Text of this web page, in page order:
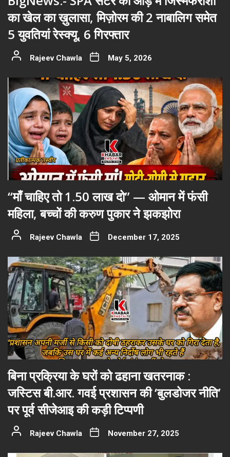
का खेल का ख़ुलासा, मिज़ोरम की 2 नाबालिग समेत
5 युवतियां रेस्क्यू, 6 गिरफ्तार
Rajeev Chawla May 5, 2026
“माँ चाहिए तो 1.50 लाख दो” — ओमान में फंसी
महिला, बच्चों की करुण पुकार ने झकझोरा
Rajeev Chawla December 17, 2025
बिना प्रक्रिया के घरों को ढहाना खतरनाक :
जस्टिस बी.आर. गवई प्रशासन की ‘बुलडोजर नीति’
पर पूर्व सीजेआइ की कड़ी टिप्पणी
Rajeev Chawla November 27, 2025